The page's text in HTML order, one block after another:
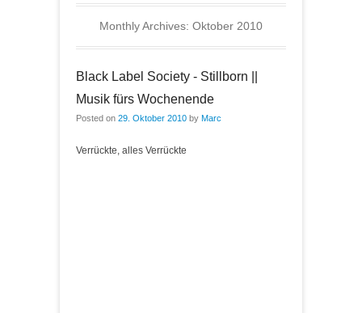
Monthly Archives: Oktober 2010
Black Label Society - Stillborn ||
Musik fürs Wochenende
Posted on 29. Oktober 2010 by Marc
Verrückte, alles Verrückte